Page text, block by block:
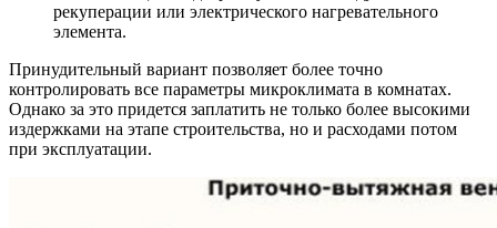
рекуперации или электрического нагревательного
элемента.
Принудительный вариант позволяет более точно
контролировать все параметры микроклимата в комнатах.
Однако за это придется заплатить не только более высокими
издержками на этапе строительства, но и расходами потом
при эксплуатации.